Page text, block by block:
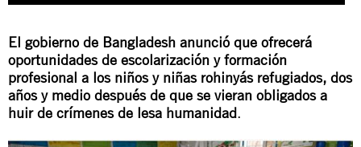
El gobierno de Bangladesh anunció que ofrecerá
oportunidades de escolarización y formación
profesional a los niños y niñas rohinyás refugiados, dos
años y medio después de que se vieran obligados a
huir de crímenes de lesa humanidad.